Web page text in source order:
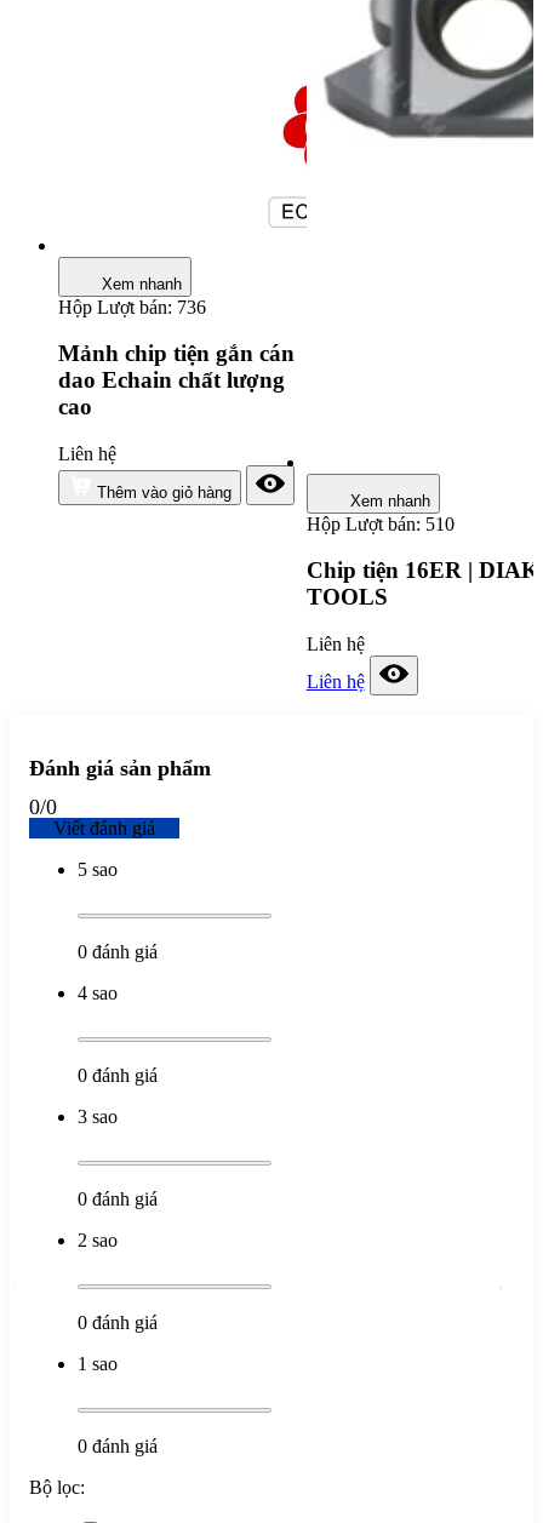
Xem nhanh
Hộp Lượt bán: 736
Mảnh chip tiện gắn cán
dao Echain chất lượng
cao
Liên hệ
Thêm vào giỏ hàng Xem nhanh
Hộp Lượt bán: 510
Chip tiện 16ER | DIAK
TOOLS
Liên hệ
Liên hệ
Đánh giá sản phẩm
0/0
Viết đánh giá
5 sao
0 đánh giá
4 sao
0 đánh giá
3 sao
0 đánh giá
2 sao
0 đánh giá
1 sao
0 đánh giá
Bộ lọc: